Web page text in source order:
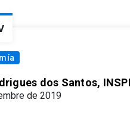
dos Santos,
de 2019